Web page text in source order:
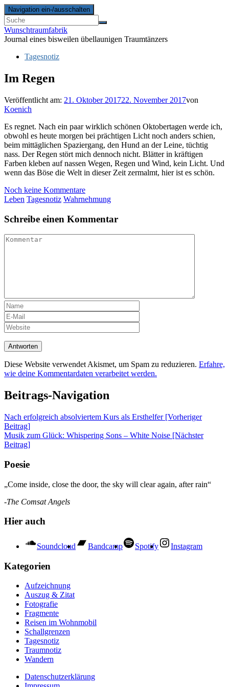
Navigation ein-/ausschalten
Wunschtraumfabrik
Journal eines bisweilen übellaunigen Traumtänzers
Tagesnotiz
Im Regen
Veröffentlicht am: 21. Oktober 201722. November 2017von
Koenich
Es regnet. Nach ein paar wirklich schönen Oktobertagen werde ich,
obwohl es heute morgen bei prächtigen Licht noch anders schien,
beim mittäglichen Spaziergang, den Hund an der Leine, tüchtig
nass. Der Regen stört mich dennoch nicht. Blätter in kräftigen
Farben kleben auf nassen Wegen, Regen und Wind, kein Licht. Und
wenn das Böse die Welt in dieser Zeit zermalmt, hier ist es schön.
Noch keine Kommentare
Leben Tagesnotiz Wahrnehmung
Schreibe einen Kommentar
Diese Website verwendet Akismet, um Spam zu reduzieren. Erfahre,
wie deine Kommentardaten verarbeitet werden.
Beitrags-Navigation
Nach erfolgreich absolviertem Kurs als Ersthelfer [Vorheriger
Beitrag]
Musik zum Glück: Whispering Sons – White Noise [Nächster
Beitrag]
Poesie
„Come inside, close the door, the sky will clear again, after rain“
-The Comsat Angels
Hier auch
Soundcloud Bandcamp Spotify Instagram
Kategorien
Aufzeichnung
Auszug & Zitat
Fotografie
Fragmente
Reisen im Wohnmobil
Schallgrenzen
Tagesnotiz
Traumnotiz
Wandern
Datenschutzerklärung